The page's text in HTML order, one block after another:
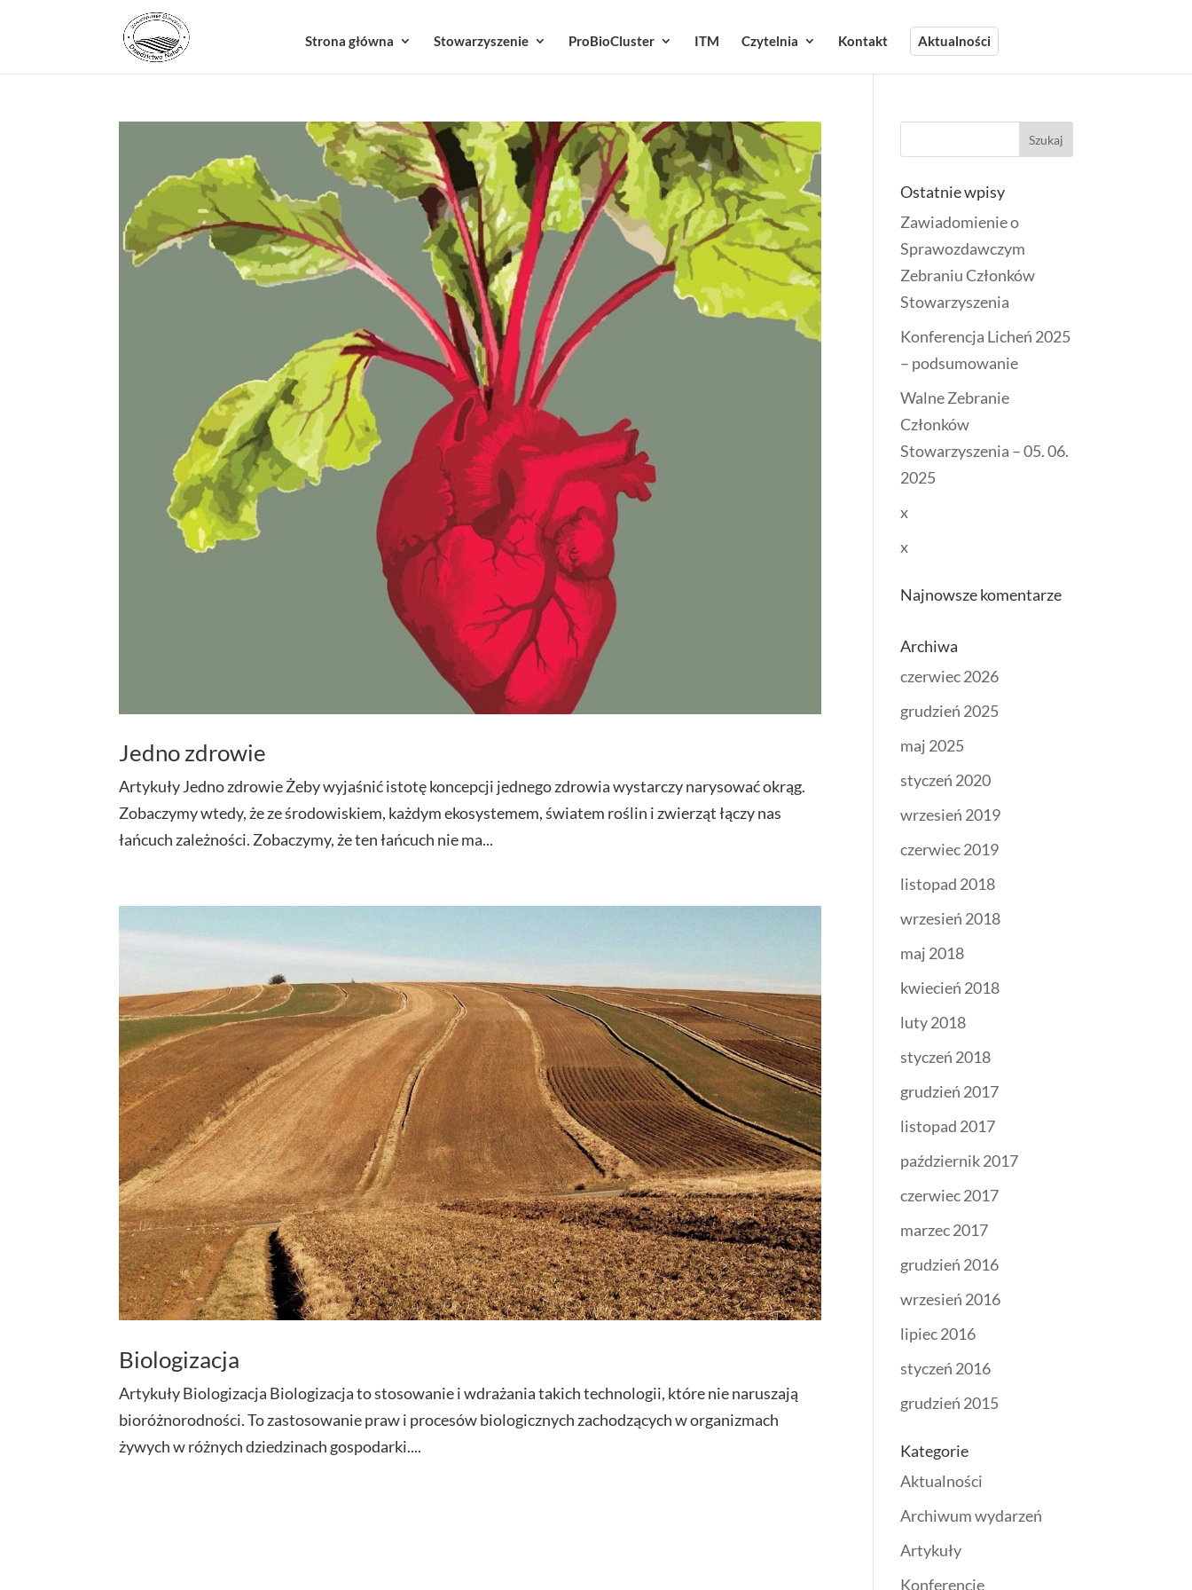
Strona główna Stowarzyszenie ProBioCluster ITM Czytelnia Kontakt Aktualności
Jedno zdrowie
Artykuły Jedno zdrowie Żeby wyjaśnić istotę koncepcji jednego zdrowia wystarczy narysować okrąg.
Zobaczymy wtedy, że ze środowiskiem, każdym ekosystemem, światem roślin i zwierząt łączy nas
łańcuch zależności. Zobaczymy, że ten łańcuch nie ma...
Biologizacja
Artykuły Biologizacja Biologizacja to stosowanie i wdrażania takich technologii, które nie naruszają
bioróżnorodności. To zastosowanie praw i procesów biologicznych zachodzących w organizmach
żywych w różnych dziedzinach gospodarki....
Ostatnie wpisy
Zawiadomienie o
Sprawozdawczym
Zebraniu Członków
Stowarzyszenia
Konferencja Licheń 2025
– podsumowanie
Walne Zebranie
Członków
Stowarzyszenia – 05. 06.
2025
x
x
Najnowsze komentarze
Archiwa
czerwiec 2026
grudzień 2025
maj 2025
styczeń 2020
wrzesień 2019
czerwiec 2019
listopad 2018
wrzesień 2018
maj 2018
kwiecień 2018
luty 2018
styczeń 2018
grudzień 2017
listopad 2017
październik 2017
czerwiec 2017
marzec 2017
grudzień 2016
wrzesień 2016
lipiec 2016
styczeń 2016
grudzień 2015
Kategorie
Aktualności
Archiwum wydarzeń
Artykuły
Konferencje